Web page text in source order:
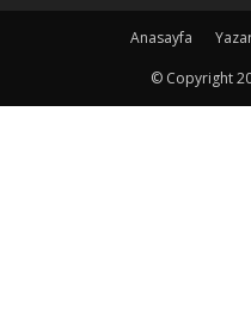
Anasayfa
© Copyright